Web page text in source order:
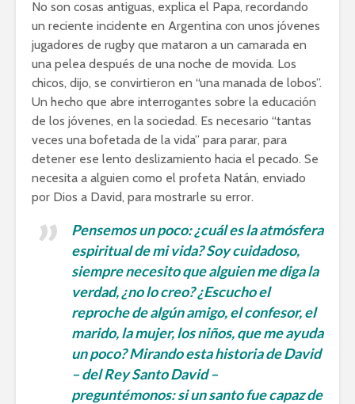
No son cosas antiguas, explica el Papa, recordando
un reciente incidente en Argentina con unos jóvenes
jugadores de rugby que mataron a un camarada en
una pelea después de una noche de movida. Los
chicos, dijo, se convirtieron en “una manada de lobos”.
Un hecho que abre interrogantes sobre la educación
de los jóvenes, en la sociedad. Es necesario “tantas
veces una bofetada de la vida” para parar, para
detener ese lento deslizamiento hacia el pecado. Se
necesita a alguien como el profeta Natán, enviado
por Dios a David, para mostrarle su error.
Pensemos un poco: ¿cuál es la atmósfera
espiritual de mi vida? Soy cuidadoso,
siempre necesito que alguien me diga la
verdad, ¿no lo creo? ¿Escucho el
reproche de algún amigo, el confesor, el
marido, la mujer, los niños, que me ayuda
un poco? Mirando esta historia de David
– del Rey Santo David –
preguntémonos: si un santo fue capaz de